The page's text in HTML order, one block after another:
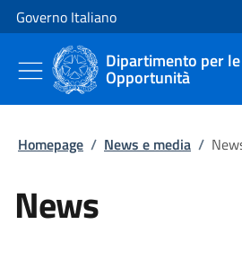
Vai al contenuto
Vai alla navigazione del sito
Governo Italiano
Dipartimento per
Opportunità
Homepage / News e media /
News